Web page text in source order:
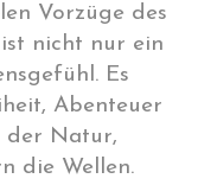
Vorzüge des
ist nicht nur ein
Es
Abenteuer
der Natur,
die Wellen.